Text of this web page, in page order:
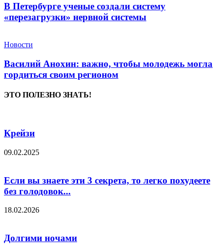
В Петербурге ученые создали систему
«перезагрузки» нервной системы
Новости
Василий Анохин: важно, чтобы молодежь могла
гордиться своим регионом
ЭТО ПОЛЕЗНО ЗНАТЬ!
Крейзи
09.02.2025
Если вы знаете эти 3 секрета, то легко похудеете
без голодовок...
18.02.2026
Долгими ночами